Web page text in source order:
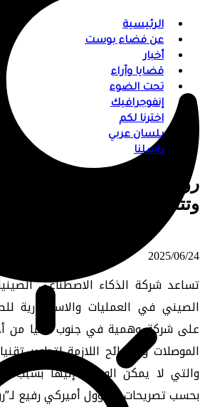
الرئيسية
عن فضاء بوست
أخبار
قضايا وآراء
تحت الضوء
إنفوجرافيك
اخترنا لكم
بلسان عربي
راسلنا
رويترز: “ديب سيك”
وتتفادى قيود الصادرات
⠀ 2025/06/24
تساعد شركة الذكاء الاصطناعي
الصيني في العمليات والاستخبارية
على شركة وهمية في جنوب آسيا من
الموصلات والشرائح اللازمة لتطوير
والتي لا يمكن الوصول إليها بسبب
بحسب تصريحات مسؤول أميركي رفيع